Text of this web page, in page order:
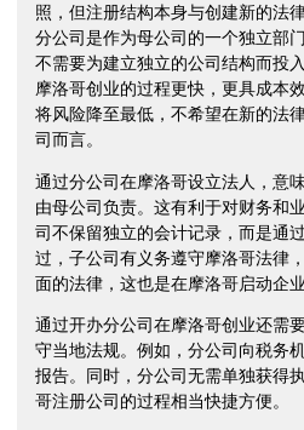
照，但注册结构本身与创建新的法
分公司是作为母公司的一个独立部
不需要为建立独立的公司结构而投
摩洛哥创业的过程更快，更具成本
将风险降至最低，不希望在新的法
司而言。
通过分公司在摩洛哥设立法人，意
由母公司负责。这有利于对财务和
司不保留独立的会计记录，而是通
过，子公司有义务遵守摩洛哥法律
面的法律，这也是在摩洛哥启动企
通过开办分公司在摩洛哥创业还需
守当地法规。例如，分公司向税务
报告。同时，分公司无需单独获得
哥注册公司的过程相当快捷方便。